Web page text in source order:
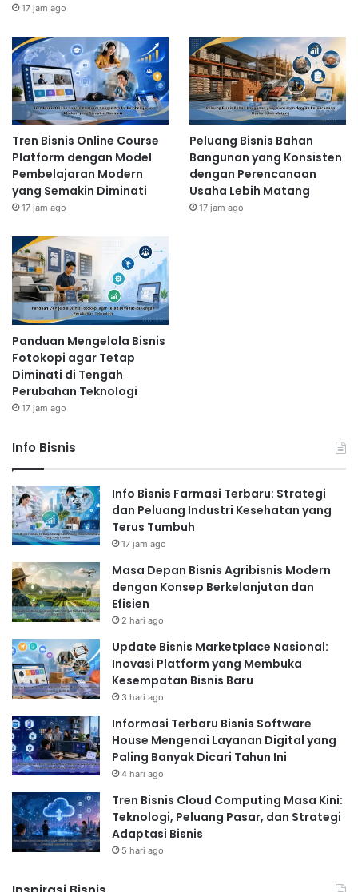
17 jam ago
Tren Bisnis Online Course
Platform dengan Model
Pembelajaran Modern
yang Semakin Diminati
17 jam ago
Peluang Bisnis Bahan
Bangunan yang Konsisten
dengan Perencanaan
Usaha Lebih Matang
17 jam ago
Panduan Mengelola Bisnis
Fotokopi agar Tetap
Diminati di Tengah
Perubahan Teknologi
17 jam ago
Info Bisnis
Info Bisnis Farmasi Terbaru: Strategi
dan Peluang Industri Kesehatan yang
Terus Tumbuh
17 jam ago
Masa Depan Bisnis Agribisnis Modern
dengan Konsep Berkelanjutan dan
Efisien
2 hari ago
Update Bisnis Marketplace Nasional:
Inovasi Platform yang Membuka
Kesempatan Bisnis Baru
3 hari ago
Informasi Terbaru Bisnis Software
House Mengenai Layanan Digital yang
Paling Banyak Dicari Tahun Ini
4 hari ago
Tren Bisnis Cloud Computing Masa Kini:
Teknologi, Peluang Pasar, dan Strategi
Adaptasi Bisnis
5 hari ago